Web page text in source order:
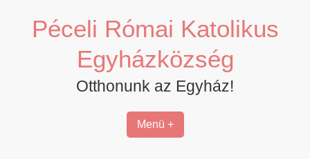
contentPéceli Római Katolikus
Egyházközség
Otthonunk az Egyház!
Menü +